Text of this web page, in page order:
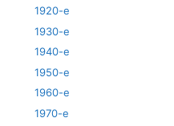
1920-е
1930-е
1940-е
1950-е
1960-е
1970-е